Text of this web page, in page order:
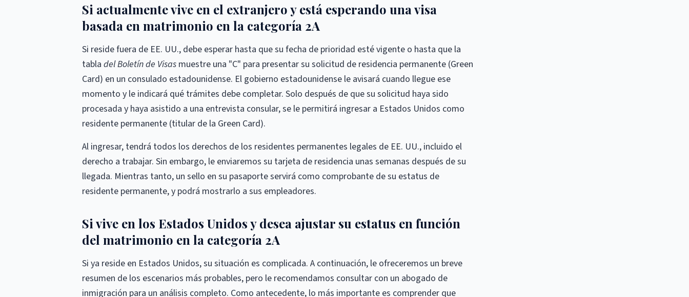
Si actualmente vive en el extranjero y está esperando una visa
basada en matrimonio en la categoría 2A
Si reside fuera de EE. UU., debe esperar hasta que su fecha de prioridad esté vigente o hasta que la
tabla del Boletín de Visas muestre una "C" para presentar su solicitud de residencia permanente (Green
Card) en un consulado estadounidense. El gobierno estadounidense le avisará cuando llegue ese
momento y le indicará qué trámites debe completar. Solo después de que su solicitud haya sido
procesada y haya asistido a una entrevista consular, se le permitirá ingresar a Estados Unidos como
residente permanente (titular de la Green Card).
Al ingresar, tendrá todos los derechos de los residentes permanentes legales de EE. UU., incluido el
derecho a trabajar. Sin embargo, le enviaremos su tarjeta de residencia unas semanas después de su
llegada. Mientras tanto, un sello en su pasaporte servirá como comprobante de su estatus de
residente permanente, y podrá mostrarlo a sus empleadores.
Si vive en los Estados Unidos y desea ajustar su estatus en función
del matrimonio en la categoría 2A
Si ya reside en Estados Unidos, su situación es complicada. A continuación, le ofreceremos un breve
resumen de los escenarios más probables, pero le recomendamos consultar con un abogado de
inmigración para un análisis completo. Como antecedente, lo más importante es comprender que